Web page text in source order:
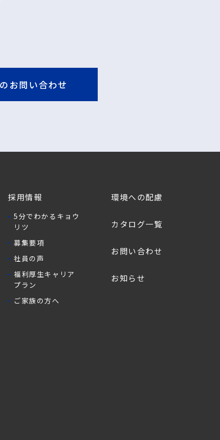
お問い合わせ
採用情報
5分でわかるキョウ
リツ
募集要項
社員の声
福利厚生キャリア
プラン
ご家族の方へ
環境への配慮
カタログ一覧
お問い合わせ
お知らせ